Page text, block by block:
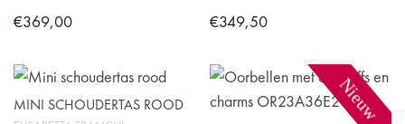
kan
worden
op
€369,00
product
heeft
€349,50
product
heeft
MINI SCHOUDERTAS ROOD Nieuw